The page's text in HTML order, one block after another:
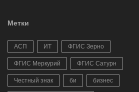
Метки
АСП ИТ ФГИС Зерно
ФГИС Меркурий ФГИС Сатурн
Честный знак би бизнес